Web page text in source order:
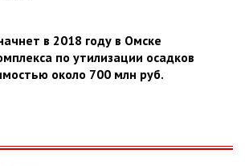
в 2018 году в Омске
по утилизации осадков
около 700 млн руб.